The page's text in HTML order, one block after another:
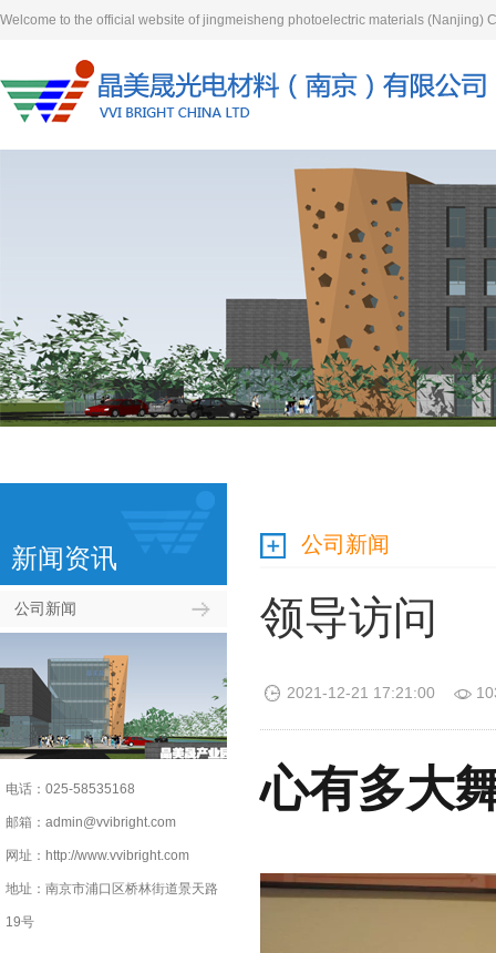
Welcome to the official website of jingmeisheng photoelectric materials (Nanjing)
新闻资讯
公司新闻
电话：025-58535168
邮箱：admin@vvibright.com
网址：http://www.vvibright.com
地址：南京市浦口区桥林街道景天路
19号
公司新闻
领导访问
2021-12-21 17:21:00
心有多大